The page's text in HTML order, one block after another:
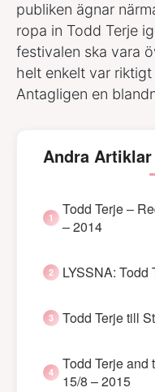
publiken ägnar
ropa in Todd Terje
festivalen ska vara
helt enkelt var
Antagligen en
Andra
Todd Terje –
– 2014
LYSSNA: Todd
Todd Terje till
Todd Terje and
15/8 – 2015